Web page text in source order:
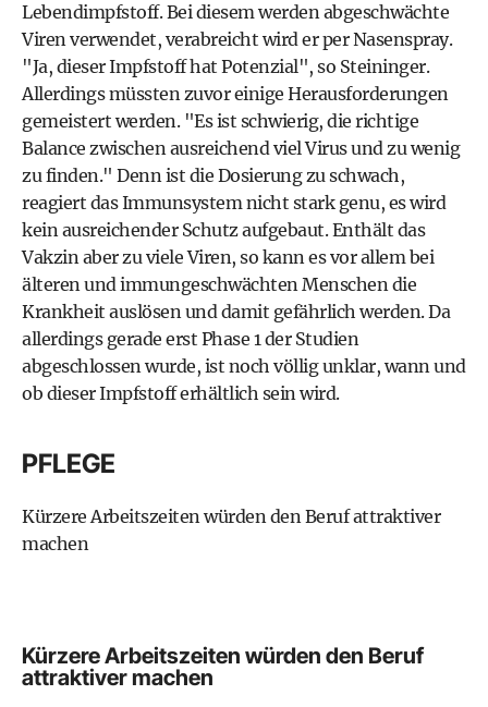
Lebendimpfstoff. Bei diesem werden abgeschwächte
Viren verwendet, verabreicht wird er per Nasenspray.
"Ja, dieser Impfstoff hat Potenzial", so Steininger.
Allerdings müssten zuvor einige Herausforderungen
gemeistert werden. "Es ist schwierig, die richtige
Balance zwischen ausreichend viel Virus und zu wenig
zu finden." Denn ist die Dosierung zu schwach,
reagiert das Immunsystem nicht stark genu, es wird
kein ausreichender Schutz aufgebaut. Enthält das
Vakzin aber zu viele Viren, so kann es vor allem bei
älteren und immungeschwächten Menschen die
Krankheit auslösen und damit gefährlich werden. Da
allerdings gerade erst Phase 1 der Studien
abgeschlossen wurde, ist noch völlig unklar, wann und
ob dieser Impfstoff erhältlich sein wird.
PFLEGE
Kürzere Arbeitszeiten würden den Beruf attraktiver
machen
Kürzere Arbeitszeiten würden den Beruf
attraktiver machen